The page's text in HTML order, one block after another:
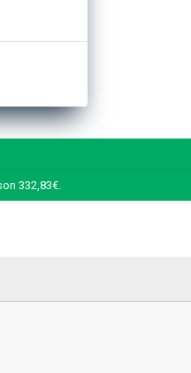
332,83€.